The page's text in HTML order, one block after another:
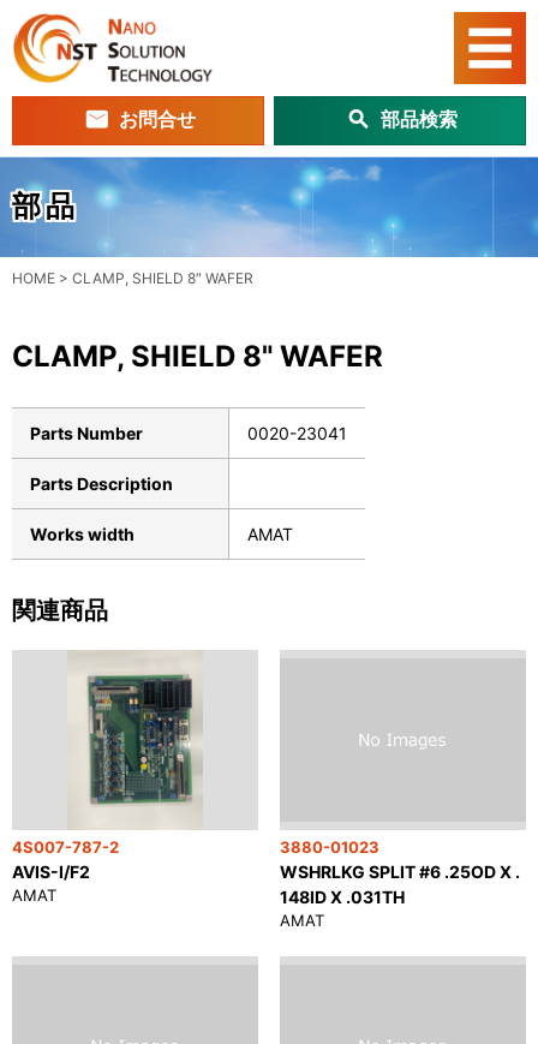
お問合せ 部品検索
部品
HOME > CLAMP, SHIELD 8″ WAFER
CLAMP, SHIELD 8" WAFER
Parts Number 0020-23041
Parts Description
Works width AMAT
関連商品
AVIS-I/F2
4S007-787-2
AMAT
WSHRLKG SPLIT #6 .25OD X .
148ID X .031TH
3880-01023
AMAT